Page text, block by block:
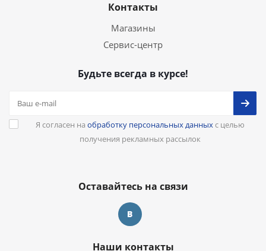
Контакты
Магазины
Сервис-центр
Будьте всегда в курсе!
Я согласен на обработку персональных данныхс целью
получения рекламных рассылок
Оставайтесь на связи
Наши контакты